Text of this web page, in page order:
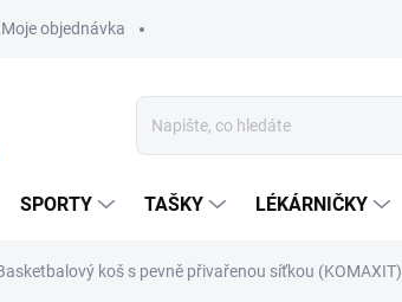
Moje objednávka
SPORTY TAŠKY LÉKÁRNIČKY
koš s pevně přivařenou síťkou (KOMAXIT)